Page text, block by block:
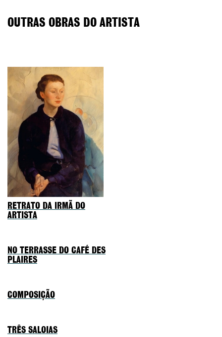
OUTRAS OBRAS DO ARTISTA
RETRATO DA IRMÃ DO
ARTISTA
NO TERRASSE DO CAFÉ DES
PLAIRES
COMPOSIÇÃO
TRÊS SALOIAS